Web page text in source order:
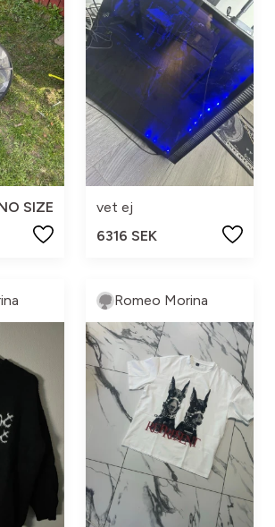
SIZE
vet ej
6316 SEK
Romeo Morina